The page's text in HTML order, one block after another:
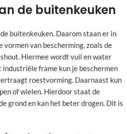
de buitenkeuken
buitenkeuken. Daarom staan er in
vormen van bescherming, zoals de
Hiermee wordt vuil en water
frame kun je beschermen
roestvorming. Daarnaast kun
of wielen. Hierdoor staat de
grond en kan het beter drogen. Dit is